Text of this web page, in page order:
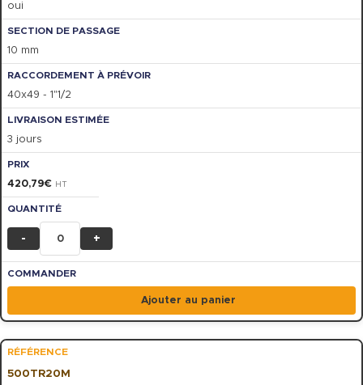
oui
10 mm
40x49 - 1"1/2
3 jours
420,79€ HT
- +
Ajouter au panier
500TR20M